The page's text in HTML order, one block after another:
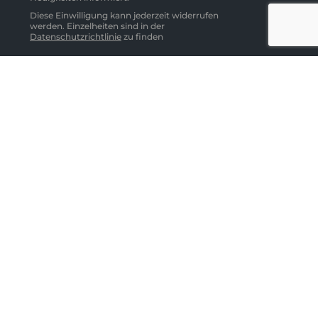
Diese Einwilligung kann jederzeit widerrufen
werden. Einzelheiten sind in der
Datenschutzrichtlinie zu finden